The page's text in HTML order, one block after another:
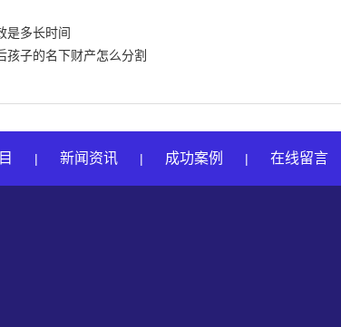
是多长时间
孩子的名下财产怎么分割
| 新闻资讯 | 成功案例 | 在线留言